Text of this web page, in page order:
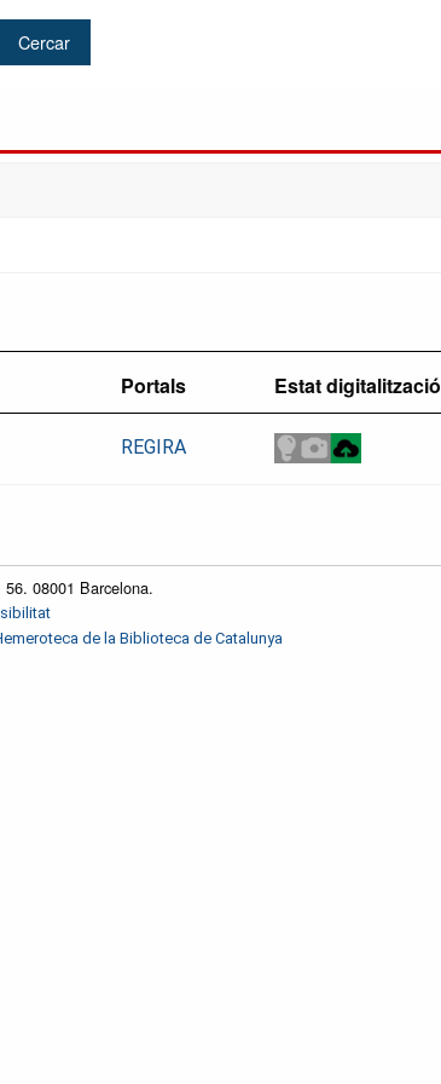
Portals Estat digitalització
REGIRA
08001 Barcelona.
de la Biblioteca de Catalunya